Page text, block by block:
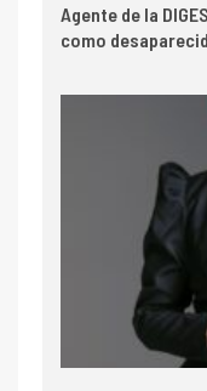
Agente de la
como